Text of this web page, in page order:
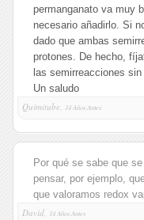
permanganato va muy
necesario añadirlo. Si
dado que ambas
protones. De hecho,
las semirreacciones
Un saludo
Quimitube,
14 Años Antes
Por qué se sabe que
pensar, por ejemplo,
que valoramos redox
David,
14 Años Antes